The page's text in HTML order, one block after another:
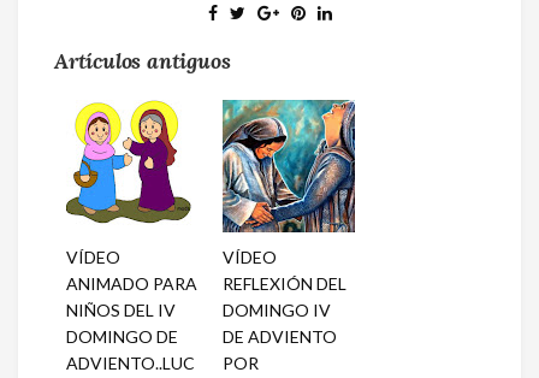
Artículos antiguos
VÍDEO
ANIMADO PARA
NIÑOS DEL IV
DOMINGO DE
ADVIENTO..LUC
VÍDEO
REFLEXIÓN DEL
DOMINGO IV
DE ADVIENTO
POR